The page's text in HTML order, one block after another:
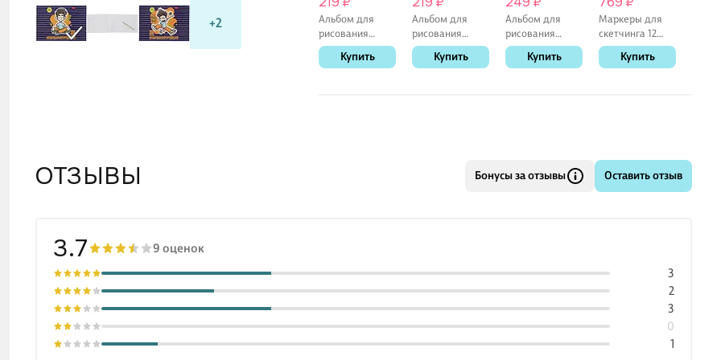
+2
Альбом для
рисования
«Единорог»
Listoff А4, 40
Купить
Альбом для
рисования
«Морской
пейзаж» Listoff
Купить
Альбом для
рисования
«Дорога» Listoff
А4, 40 листов,
Купить
Маркеры для
скетчинга 12
цветов,
пастельные,
Купить
ОТЗЫВЫ Бонусы за отзывы Оставить отзыв
3.7 9 оценок
1
0
3
2
3